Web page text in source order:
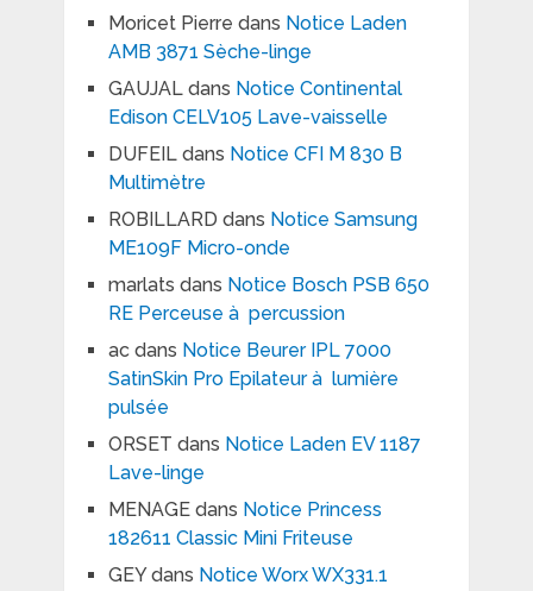
Moricet Pierre dans Notice Laden
AMB 3871 Sèche-linge
GAUJALdans Notice Continental
Edison CELV105 Lave-vaisselle
DUFEILdans Notice CFI M 830 B
Multimètre
ROBILLARD dans Notice Samsung
ME109F Micro-onde
marlats dans Notice Bosch PSB 650
RE Perceuse à percussion
acdans Notice Beurer IPL 7000
SatinSkin Pro Epilateur à lumière
pulsée
ORSET dans Notice Laden EV 1187
Lave-linge
MENAGEdans Notice Princess
182611 Classic Mini Friteuse
GEYdans Notice Worx WX331.1